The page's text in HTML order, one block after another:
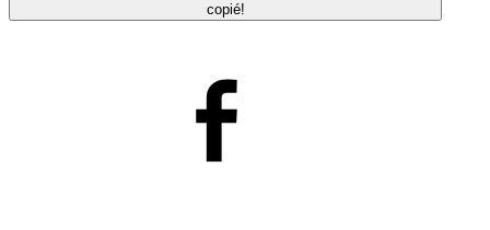
copié!